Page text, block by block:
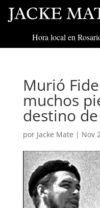
Hora local en
Murió
muchos
destino
por Jacke Mate | Nov